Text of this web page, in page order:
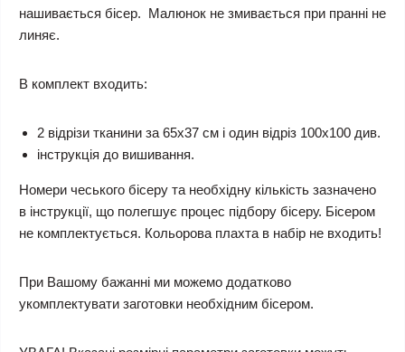
нашивається бісер. Малюнок не змивається при пранні не
линяє.
В комплект входить:
2 відрізи тканини за 65х37 см і один відріз 100х100 див.
інструкція до вишивання.
Номери чеського бісеру та необхідну кількість зазначено
в інструкції, що полегшує процес підбору бісеру. Бісером
не комплектується. Кольорова плахта в набір не входить!
При Вашому бажанні ми можемо додатково
укомплектувати заготовки необхідним бісером.